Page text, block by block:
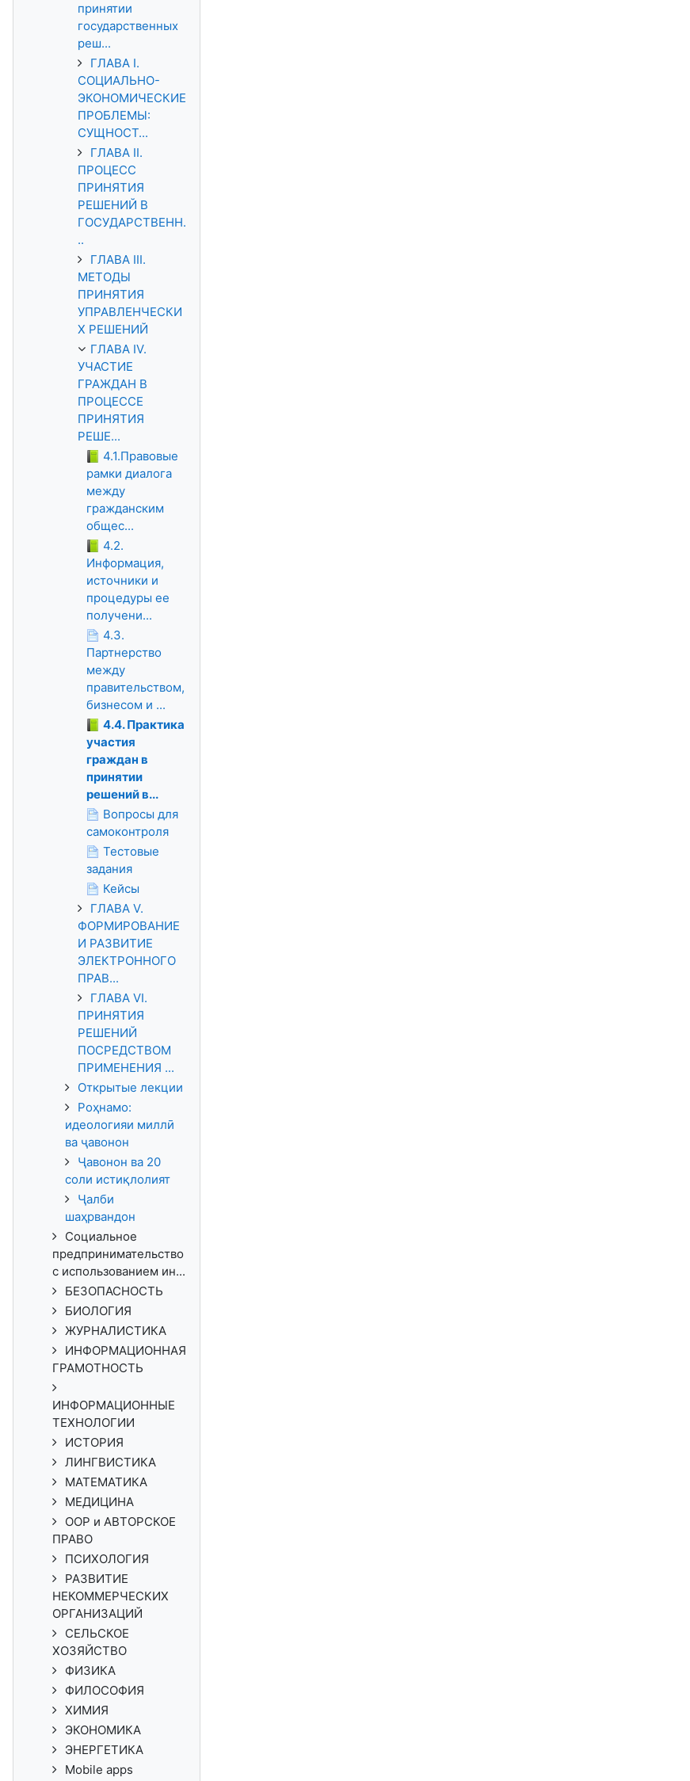
принятии
государственных
реш...
ГЛАВА I.
СОЦИАЛЬНО-
ЭКОНОМИЧЕСКИЕ
ПРОБЛЕМЫ:
СУЩНОСТ...
ГЛАВА II.
ПРОЦЕСС
ПРИНЯТИЯ
РЕШЕНИЙ В
ГОСУДАРСТВЕНН.
..
ГЛАВА III.
МЕТОДЫ
ПРИНЯТИЯ
УПРАВЛЕНЧЕСКИ
Х РЕШЕНИЙ
ГЛАВА IV.
УЧАСТИЕ
ГРАЖДАН В
ПРОЦЕССЕ
ПРИНЯТИЯ
РЕШЕ...
4.1.Правовые
рамки диалога
между
гражданским
общес...
4.2.
Информация,
источники и
процедуры ее
получени...
4.3.
Партнерство
между
правительством,
бизнесом и ...
4.4. Практика
участия
граждан в
принятии
решений в...
Вопросы для
самоконтроля
Тестовые
задания
Кейсы
ГЛАВА V.
ФОРМИРОВАНИЕ
И РАЗВИТИЕ
ЭЛЕКТРОННОГО
ПРАВ...
ГЛАВА VI.
ПРИНЯТИЯ
РЕШЕНИЙ
ПОСРЕДСТВОМ
ПРИМЕНЕНИЯ ...
Открытые лекции
Роҳнамо:
идеологияи миллӣ
ва ҷавонон
Ҷавонон ва 20
соли истиқлолият
Ҷалби
шаҳрвандон
Социальное
предпринимательство
с использованием ин...
БЕЗОПАСНОСТЬ
БИОЛОГИЯ
ЖУРНАЛИСТИКА
ИНФОРМАЦИОННАЯ
ГРАМОТНОСТЬ
ИНФОРМАЦИОННЫЕ
ТЕХНОЛОГИИ
ИСТОРИЯ
ЛИНГВИСТИКА
МАТЕМАТИКА
МЕДИЦИНА
ООР и АВТОРСКОЕ
ПРАВО
ПСИХОЛОГИЯ
РАЗВИТИЕ
НЕКОММЕРЧЕСКИХ
ОРГАНИЗАЦИЙ
СЕЛЬСКОЕ
ХОЗЯЙСТВО
ФИЗИКА
ФИЛОСОФИЯ
ХИМИЯ
ЭКОНОМИКА
ЭНЕРГЕТИКА
Mobile apps